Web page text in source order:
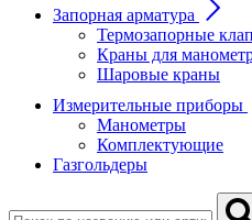
Запорная арматура
Термозапорные
Краны для
Шаровые краны
Измерительные приборы
Манометры
Комплектующие
Газгольдеры